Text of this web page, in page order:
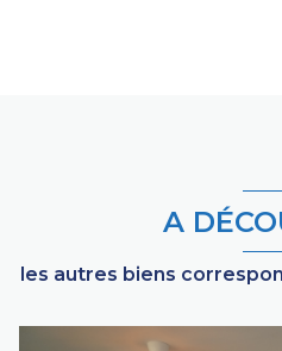
A
les autres biens